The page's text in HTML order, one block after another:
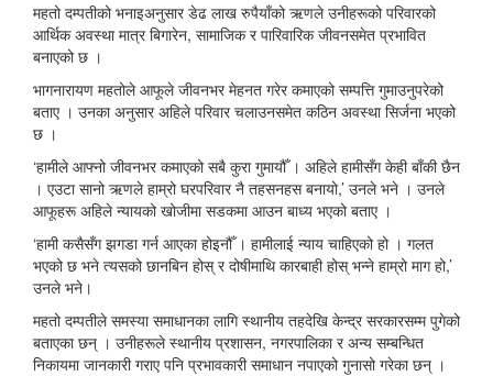
महतो दम्पतीको भनाइअनुसार डेढ लाख रुपैयाँको ऋणले उनीहरूको परिवारको
आर्थिक अवस्था मात्र बिगारेन, सामाजिक र पारिवारिक जीवनसमेत प्रभावित
बनाएको छ ।
भागनारायण महतोले आफूले जीवनभर मेहनत गरेर कमाएको सम्पत्ति गुमाउनुपरेको
बताए । उनका अनुसार अहिले परिवार चलाउनसमेत कठिन अवस्था सिर्जना भएको
छ ।
‘हामीले आफ्नो जीवनभर कमाएको सबै कुरा गुमायौँ । अहिले हामीसँग केही बाँकी छैन
। एउटा सानो ऋणले हाम्रो घरपरिवार नै तहसनहस बनायो,’ उनले भने । उनले
आफूहरू अहिले न्यायको खोजीमा सडकमा आउन बाध्य भएको बताए ।
‘हामी कसैसँग झगडा गर्न आएका होइनौँ । हामीलाई न्याय चाहिएको हो । गलत
भएको छ भने त्यसको छानबिन होस् र दोषीमाथि कारबाही होस् भन्ने हाम्रो माग हो,’
उनले भने।
महतो दम्पतीले समस्या समाधानका लागि स्थानीय तहदेखि केन्द्र सरकारसम्म पुगेको
बताएका छन् । उनीहरूले स्थानीय प्रशासन, नगरपालिका र अन्य सम्बन्धित
निकायमा जानकारी गराए पनि प्रभावकारी समाधान नपाएको गुनासो गरेका छन् ।